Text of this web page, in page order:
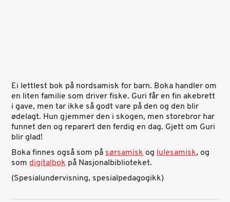
Ei lettlest bok på nordsamisk for barn. Boka handler om
en liten familie som driver fiske. Guri får en fin akebrett
i gave, men tar ikke så godt vare på den og den blir
ødelagt. Hun gjemmer den i skogen, men storebror har
funnet den og reparert den ferdig en dag. Gjett om Guri
blir glad!
Boka finnes også som påsørsamiskoglulesamisk, og
somdigitalbokpå Nasjonalbiblioteket.
(Spesialundervisning, spesialpedagogikk)